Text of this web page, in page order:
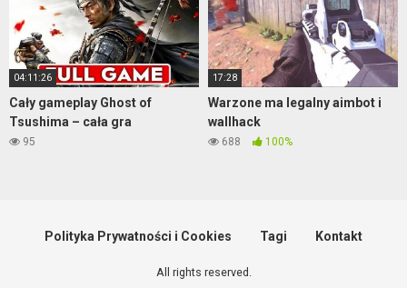
04:11:26
Cały gameplay Ghost of
Tsushima – cała gra
95
17:28
Warzone ma legalny aimbot i
wallhack
688 100%
Polityka Prywatności i Cookies Tagi Kontakt
All rights reserved.